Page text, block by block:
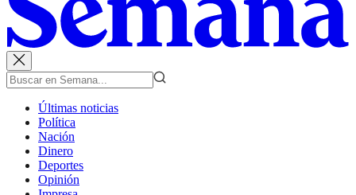
Últimas noticias
Política
Nación
Dinero
Deportes
Opinión